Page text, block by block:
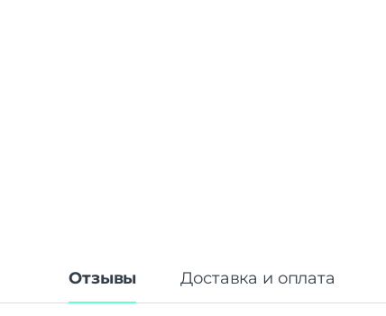
Отзывы Доставка и оплата